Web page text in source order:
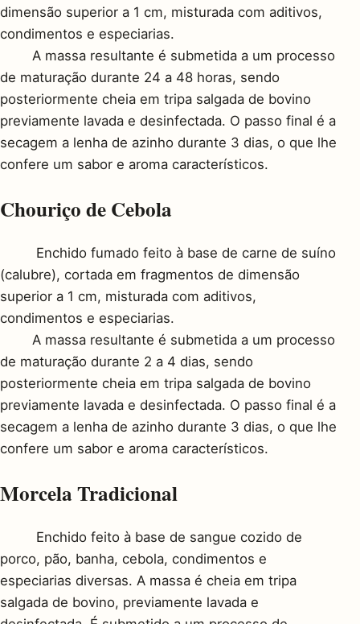
dimensão superior a 1 cm, misturada com aditivos,
condimentos e especiarias.
A massa resultante é submetida a um processo
de maturação durante 24 a 48 horas, sendo
posteriormente cheia em tripa salgada de bovino
previamente lavada e desinfectada. O passo final é a
secagem a lenha de azinho durante 3 dias, o que lhe
confere um sabor e aroma característicos.
Chouriço de Cebola
Enchido fumado feito à base de carne de suíno
(calubre), cortada em fragmentos de dimensão
superior a 1 cm, misturada com aditivos,
condimentos e especiarias.
A massa resultante é submetida a um processo
de maturação durante 2 a 4 dias, sendo
posteriormente cheia em tripa salgada de bovino
previamente lavada e desinfectada. O passo final é a
secagem a lenha de azinho durante 3 dias, o que lhe
confere um sabor e aroma característicos.
Morcela Tradicional
Enchido feito à base de sangue cozido de
porco, pão, banha, cebola, condimentos e
especiarias diversas. A massa é cheia em tripa
salgada de bovino, previamente lavada e